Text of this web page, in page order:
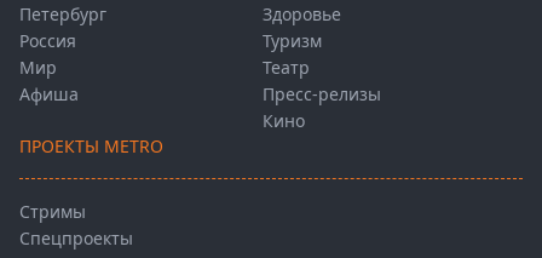
Петербург
Россия
Мир
Афиша
Здоровье
Туризм
Театр
Пресс-релизы
Кино
ПРОЕКТЫ METRO
Стримы
Спецпроекты